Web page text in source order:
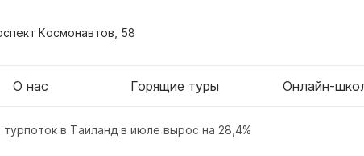
Космонавтов, 58
О нас Горящие туры Онлайн-
турпоток в Таиланд в июле вырос на 28,4%